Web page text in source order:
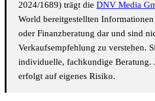
2024/1689) trägt die DNV Media
World bereitgestellten
oder Finanzberatung dar und sind
Verkaufsempfehlung zu verstehen.
individuelle, fachkundige Beratung.
erfolgt auf eigenes Risiko.